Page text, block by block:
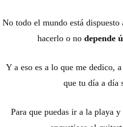
No todo el mundo está
hacerlo o no depende
Y a eso es a lo que me dedico,
que tu día a día
Para que puedas ir a la playa